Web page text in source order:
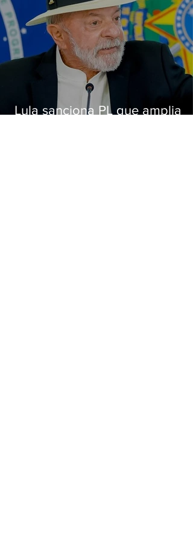
Lula sanciona PL que amplia